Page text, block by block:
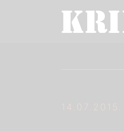
14.07.2015.